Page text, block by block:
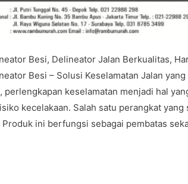
Besi, Delineator Jalan Berkualitas,
Besi – Solusi Keselamatan Jalan yang
perlengkapan keselamatan menjadi hal
kecelakaan. Salah satu perangkat yang
ini berfungsi sebagai pembatas